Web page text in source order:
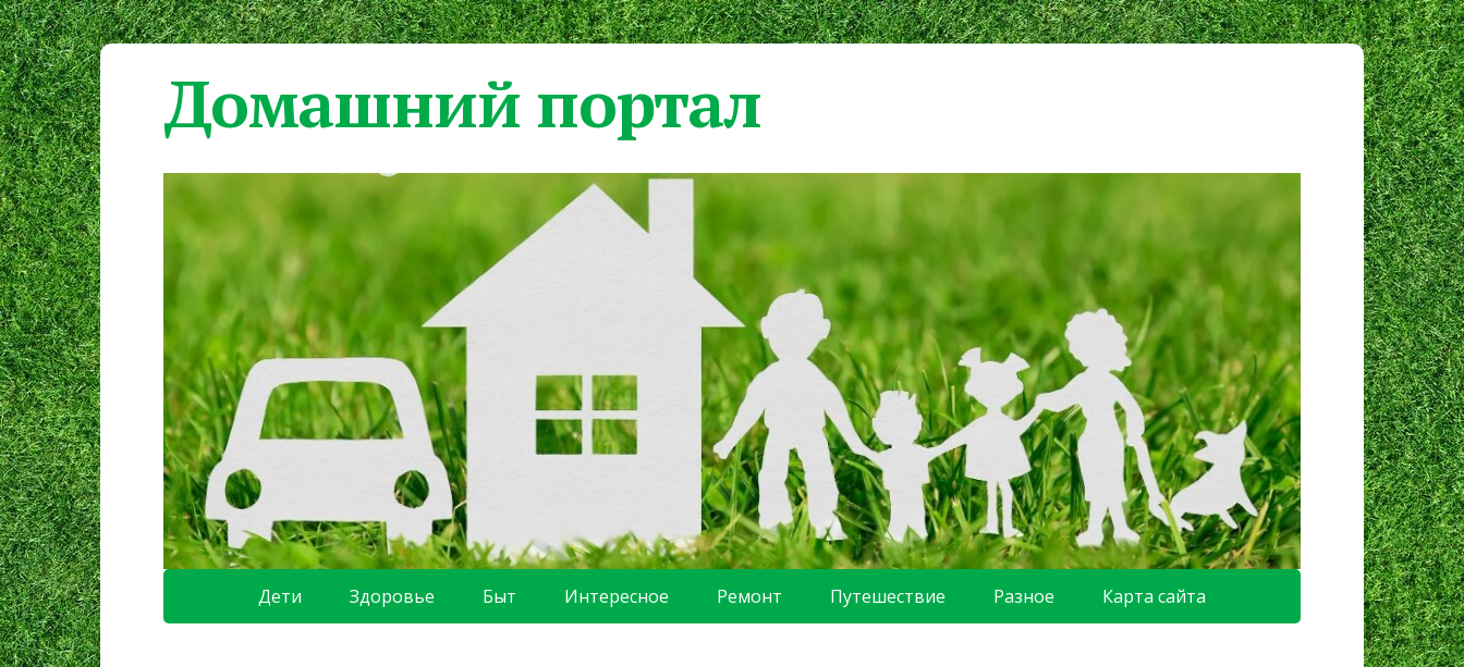
Домашний портал
Дети Здоровье Быт Интересное Ремонт Путешествие Разное Карта сайта